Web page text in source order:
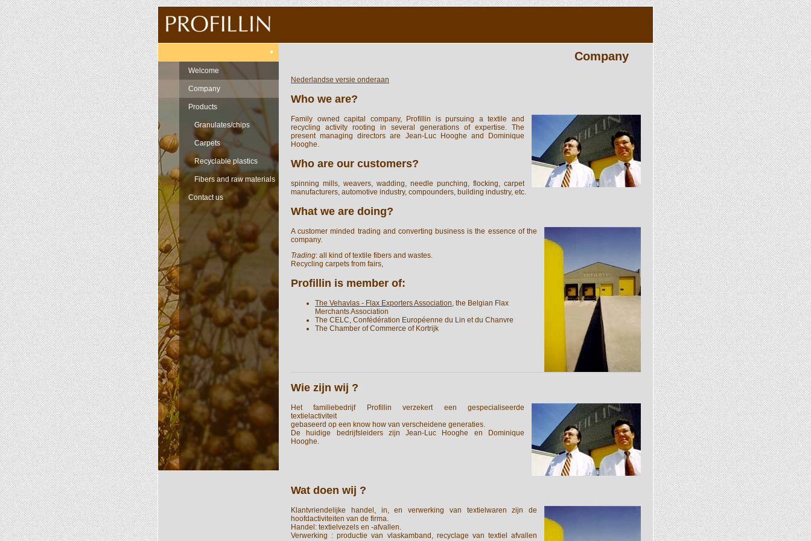
Welcome
Company
Products
Granulates/chips
Carpets
Recyclable plastics
Fibers and raw materials
Contact us
Company
Nederlandse versie onderaan
Who we are?
Family owned capital company, Profillin is pursuing a textile and
recycling activity rooting in several generations of expertise. The
present managing directors are Jean-Luc Hooghe and Dominique
Hooghe.
Who are our customers?
spinning mills, weavers, wadding, needle punching, flocking, carpet
manufacturers, automotive industry, compounders, building industry, etc.
What we are doing?
A customer minded trading and converting business is the essence of the
company.
Trading: all kind of textile fibers and wastes.
Recycling carpets from fairs,
Profillin is member of:
The Vehavlas - Flax Exporters Association , the Belgian Flax
Merchants Association
The CELC, Confédération Européenne du Lin et du Chanvre
The Chamber of Commerce of Kortrijk
Wie zijn wij ?
Het familiebedrijf Profillin verzekert een gespecialiseerde
textielactiviteit
gebaseerd op een know how van verscheidene generaties.
De huidige bedrijfsleiders zijn Jean-Luc Hooghe en Dominique
Hooghe.
Wat doen wij ?
Klantvriendelijke handel, in, en verwerking van textielwaren zijn de
hoofdactiviteiten van de firma.
Handel: textielvezels en -afvallen.
Verwerking : productie van vlaskamband, recyclage van textiel afvallen